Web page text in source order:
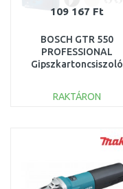
109 167 Ft
BOSCH GTR 550
PROFESSIONAL
Gipszkartoncsiszoló
RAKTÁRON
Összehasonlítás